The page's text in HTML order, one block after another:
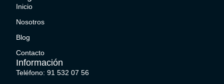
Inicio
Nosotros
Blog
Contacto
Información
Teléfono: 91 532 07 56